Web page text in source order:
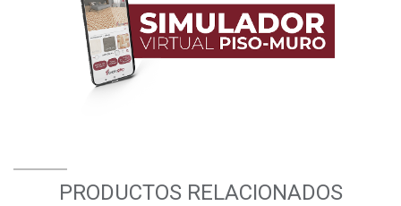
PRODUCTOS RELACIONADOS